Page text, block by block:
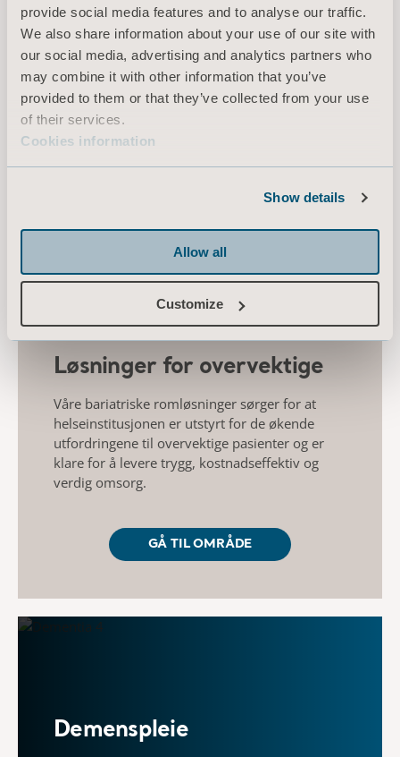
provide social media features and to analyse our traffic.
We also share information about your use of our site with
our social media, advertising and analytics partners who
may combine it with other information that you’ve
provided to them or that they’ve collected from your use
of their services.
Cookies information
Show details
Allow all
Customize
Løsninger for overvektige
Våre bariatriske romløsninger sørger for at
helseinstitusjonen er utstyrt for de økende
utfordringene til overvektige pasienter og er
klare for å levere trygg, kostnadseffektiv og
verdig omsorg.
GÅ TIL OMRÅDE
Demenspleie